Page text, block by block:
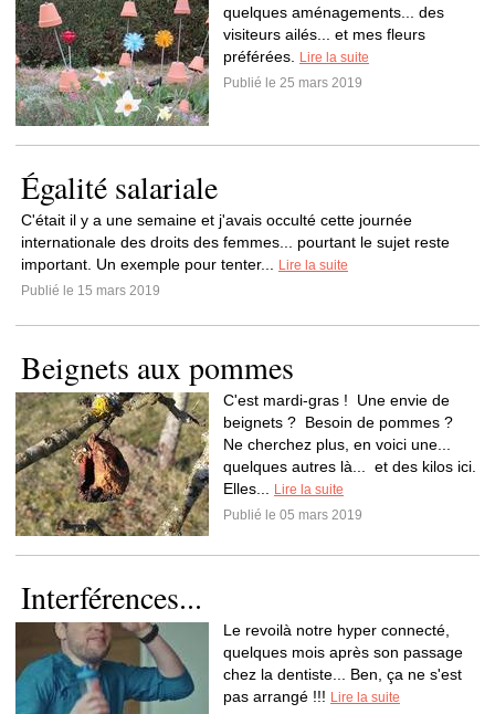
quelques aménagements... des
visiteurs ailés... et mes fleurs
préférées.
Lire la suite
Publié le 25 mars 2019
Égalité salariale
C'était il y a une semaine et j'avais occulté cette journée
internationale des droits des femmes... pourtant le sujet reste
important. Un exemple pour tenter...
Lire la suite
Publié le 15 mars 2019
Beignets aux pommes
C'est mardi-gras ! Une envie de
beignets ? Besoin de pommes ?
Ne cherchez plus, en voici une...
quelques autres là... et des kilos ici.
Elles...
Lire la suite
Publié le 05 mars 2019
Interférences...
Le revoilà notre hyper connecté,
quelques mois après son passage
chez la dentiste... Ben, ça ne s'est
pas arrangé !!! Lire la suite